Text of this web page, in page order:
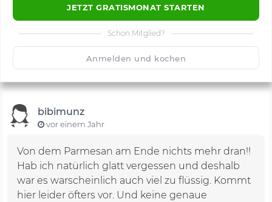
JETZT GRATISMONAT STARTEN
Schon Mitglied?
Anmelden und kochen
🙂 Speichern
bibimunz
vor einem Jahr
Von dem Parmesan am Ende nichts mehr dran!!
Hab ich natürlich glatt vergessen und deshalb
war es warscheinlich auch viel zu flüssig. Kommt
hier leider öfters vor. Und keine genaue